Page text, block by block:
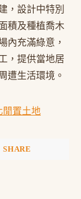
，設計中特別
積及種植喬木
內充滿綠意，
，提供當地居
遭生活環境。
閒置土地
SHARE